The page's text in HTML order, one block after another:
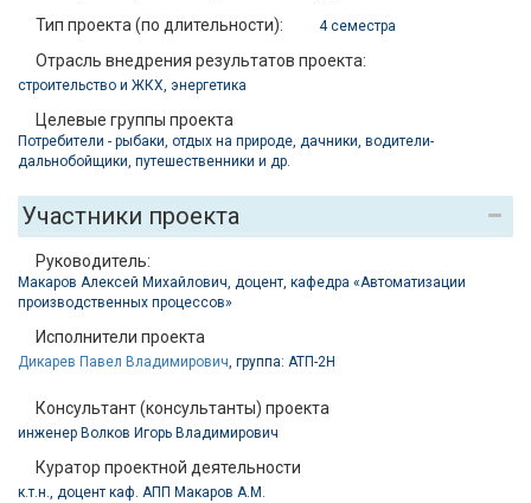
Тип проекта (по длительности): 4 семестра
Отрасль внедрения результатов проекта:
строительство и ЖКХ, энергетика
Целевые группы проекта
Потребители - рыбаки, отдых на природе, дачники, водители-
дальнобойщики, путешественники и др.
Участники проекта
Руководитель:
Макаров Алексей Михайлович, доцент, кафедра «Автоматизации
производственных процессов»
Исполнители проекта
Дикарев Павел Владимирович, группа: АТП-2Н
Консультант (консультанты) проекта
инженер Волков Игорь Владимирович
Куратор проектной деятельности
к.т.н., доцент каф. АПП Макаров А.М.